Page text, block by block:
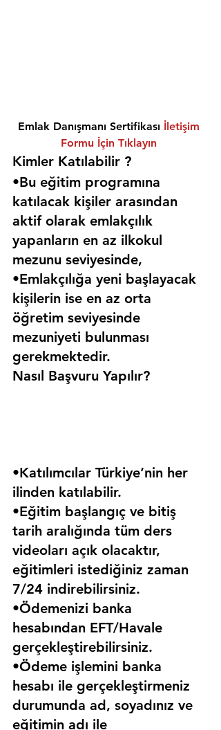
Emlak Danışmanı Sertifikası İletişim
Formu İçin Tıklayın
Kimler Katılabilir ?
•Bu eğitim programına
katılacak kişiler arasından
aktif olarak emlakçılık
yapanların en az ilkokul
mezunu seviyesinde,
•Emlakçılığa yeni başlayacak
kişilerin ise en az orta
öğretim seviyesinde
mezuniyeti bulunması
gerekmektedir.
Nasıl Başvuru Yapılır?
•Katılımcılar Türkiye’nin her
ilinden katılabilir.
•Eğitim başlangıç ve bitiş
tarih aralığında tüm ders
videoları açık olacaktır,
eğitimleri istediğiniz zaman
7/24 indirebilirsiniz.
•Ödemenizi banka
hesabından EFT/Havale
gerçekleştirebilirsiniz.
•Ödeme işlemini banka
hesabı ile gerçekleştirmeniz
durumunda ad, soyadınız ve
eğitimin adı ile